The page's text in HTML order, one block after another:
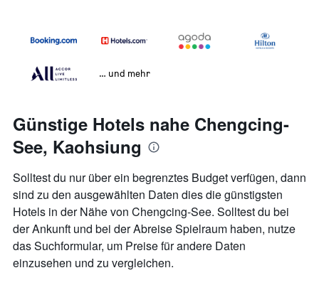
… und mehr
Günstige Hotels nahe Chengcing-
See, Kaohsiung
Solltest du nur über ein begrenztes Budget verfügen, dann
sind zu den ausgewählten Daten dies die günstigsten
Hotels in der Nähe von Chengcing-See. Solltest du bei
der Ankunft und bei der Abreise Spielraum haben, nutze
das Suchformular, um Preise für andere Daten
einzusehen und zu vergleichen.